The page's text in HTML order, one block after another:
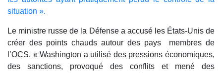
situation ».
Le ministre russe de la Défense a accusé les États-Unis de
créer des points chauds autour des pays membres de
l’OCS. « Washington a utilisé des pressions économiques,
des sanctions, provoqué des conflits et mené des